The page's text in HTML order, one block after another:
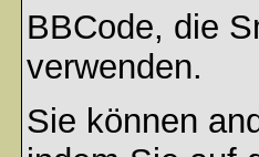
BBCode, die
verwenden.
Sie können